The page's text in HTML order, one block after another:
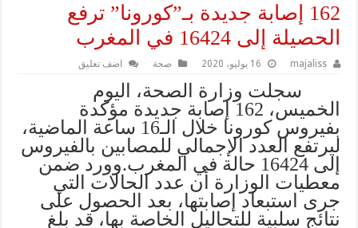
162 إصابة جديدة بـ”كورونا” ترفع
الحصيلة إلى 16424 في المغرب
majaliss 16 يوليو، 2020 صحة اضف تعليق
سجلت وزارة الصحة، اليوم
الخميس، 162 إصابة جديدة مؤكدة
بفيروس كورونا خلال الـ16 ساعة الماضية،
ليرتفع العدد الإجمالي للمصابين بالفيروس
إلى 16424 حالة في المغرب.
وورد ضمن
معطيات الوزارة أن عدد الحالات التي
جرى استبعاد إصابتها، بعد الحصول على
نتائج سلبية للتحاليل الخاصة بها، قد بلغ